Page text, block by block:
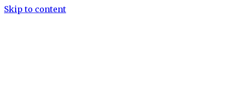
Skip to content